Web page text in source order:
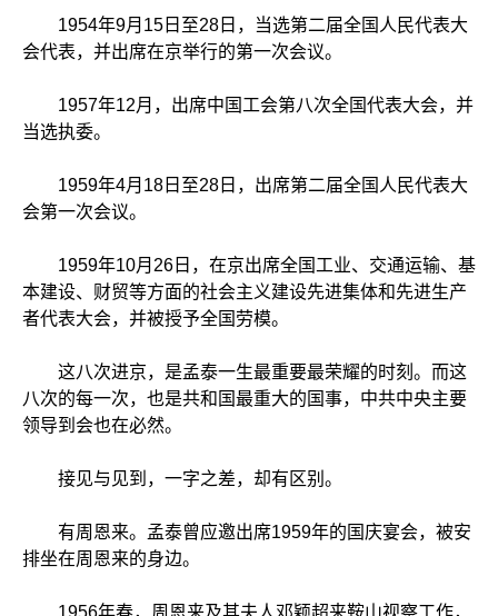
1954年9月15日至28日，当选第二届全国人民代表大
会代表，并出席在京举行的第一次会议。
1957年12月，出席中国工会第八次全国代表大会，并
当选执委。
1959年4月18日至28日，出席第二届全国人民代表大
会第一次会议。
1959年10月26日，在京出席全国工业、交通运输、基
本建设、财贸等方面的社会主义建设先进集体和先进生产
者代表大会，并被授予全国劳模。
这八次进京，是孟泰一生最重要最荣耀的时刻。而这
八次的每一次，也是共和国最重大的国事，中共中央主要
领导到会也在必然。
接见与见到，一字之差，却有区别。
有周恩来。孟泰曾应邀出席1959年的国庆宴会，被安
排坐在周恩来的身边。
1956年春，周恩来及其夫人邓颖超来鞍山视察工作，